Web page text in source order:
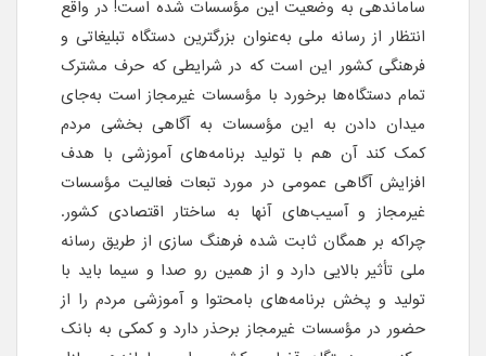
ساماندهی به وضعیت این مؤسسات شده است! در واقع
انتظار از رسانه ملی به‌عنوان بزرگترین دستگاه تبلیغاتی و
فرهنگی کشور این است که در شرایطی که حرف مشترک
تمام دستگاه‌ها برخورد با مؤسسات غیرمجاز است به‌جای
میدان دادن به این مؤسسات به آگاهی بخشی مردم
کمک کند آن هم با تولید برنامه‌های آموزشی با هدف
افزایش آگاهی عمومی در مورد تبعات فعالیت مؤسسات
غیرمجاز و آسیب‌های آنها به ساختار اقتصادی کشور.
چراکه بر همگان ثابت شده فرهنگ سازی از طریق رسانه
ملی تأثیر بالایی دارد و از همین رو صدا و سیما باید با
تولید و پخش برنامه‌های بامحتوا و آموزشی مردم را از
حضور در مؤسسات غیرمجاز برحذر دارد و کمکی به بانک